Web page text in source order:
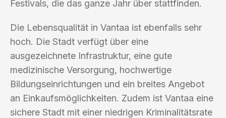
Festivals, die das ganze Jahr über stattfinden.
Die Lebensqualität in Vantaa ist ebenfalls sehr
hoch. Die Stadt verfügt über eine
ausgezeichnete Infrastruktur, eine gute
medizinische Versorgung, hochwertige
Bildungseinrichtungen und ein breites Angebot
an Einkaufsmöglichkeiten. Zudem ist Vantaa eine
sichere Stadt mit einer niedrigen Kriminalitätsrate